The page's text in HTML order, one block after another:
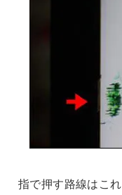
指で押す路線はこ